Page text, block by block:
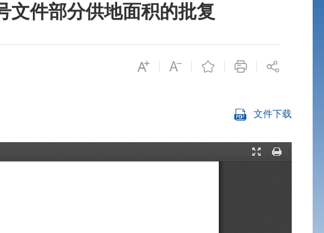
文件部分供地面积的批复
文件下载